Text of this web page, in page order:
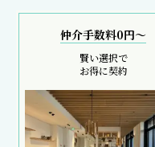
仲介手数料0円～
賢い選択で
お得に契約